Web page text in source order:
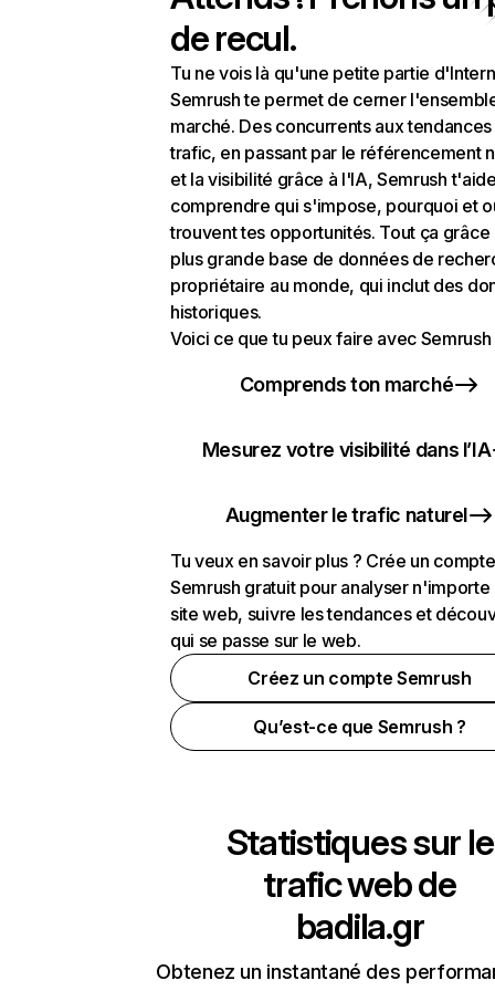
de recul.
Tu ne vois là qu'une petite partie
Semrush te permet de cerner
marché. Des concurrents aux
trafic, en passant par le référencement
et la visibilité grâce à l'IA, Semrush
comprendre qui s'impose, pourquoi et
trouvent tes opportunités. Tout ça grâce
plus grande base de données de
propriétaire au monde, qui inclut des
historiques.
Voici ce que tu peux faire avec Semrush
Comprends ton marché
Mesurez votre visibilité dans l’IA
Augmenter le trafic naturel
Tu veux en savoir plus ? Crée un compte
Semrush gratuit pour analyser n'importe
site web, suivre les tendances et
qui se passe sur le web.
Créez un compte Semrush
Qu’est-ce que Semrush ?
Statistiques sur le
trafic web de
badila.gr
Obtenez un instantané des